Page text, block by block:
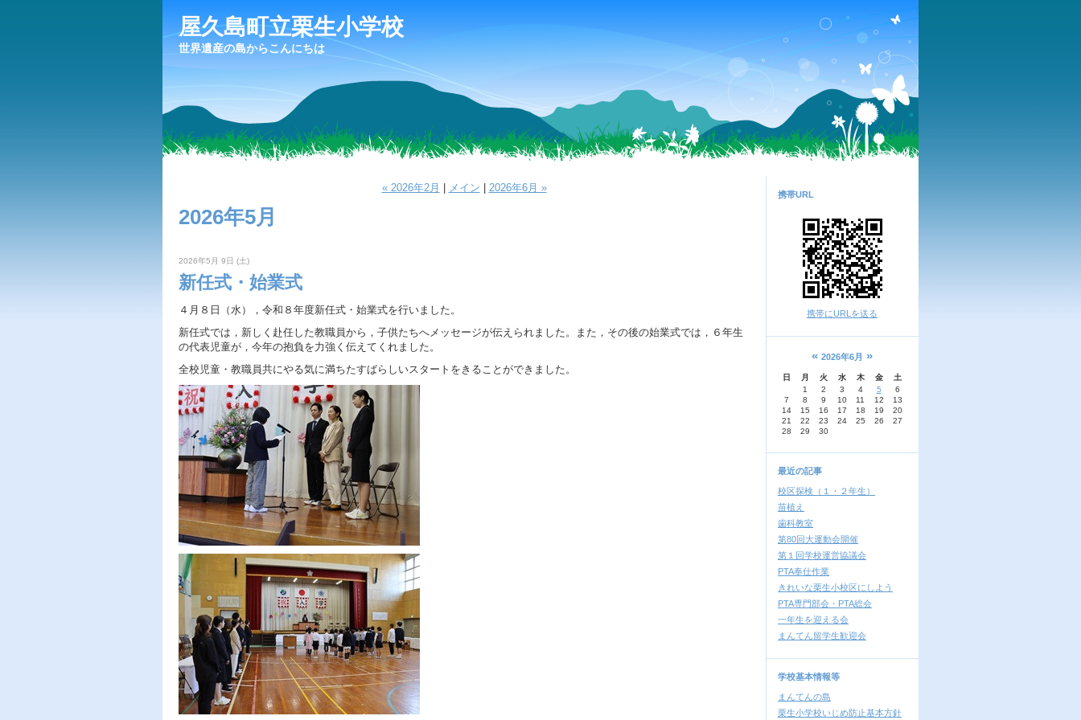
屋久島町立栗生小学校
世界遺産の島からこんにちは
« 2026年2月 メイン 2026年6月 »
2026年5月
2026年5月 9日 (土)
新任式・始業式
４月８日（水），令和８年度新任式・始業式を行いました。
新任式では，新しく赴任した教職員から，子供たちへメッセージが伝えられました。また，その後の始業式では，６年生
の代表児童が，今年の抱負を力強く伝えてくれました。
全校児童・教職員共にやる気に満ちたすばらしいスタートをきることができました。
携帯URL
携帯にURLを送る
« 2026年6月 »
日 月 火 水 木 金
土
1
2 3 4 5
6
7
8 9 10 11 12
13
14
15 16 17 18 19
20
21
22 23 24 25 26
27
28
29 30
最近の記事
校区探検（１・２年生）
苗植え
歯科教室
第80回大運動会開催
第１回学校運営協議会
PTA奉仕作業
きれいな栗生小校区にしよう
PTA専門部会・PTA総会
一年生を迎える会
まんてん留学生歓迎会
学校基本情報等
まんてんの島
栗生小学校いじめ防止基本方針